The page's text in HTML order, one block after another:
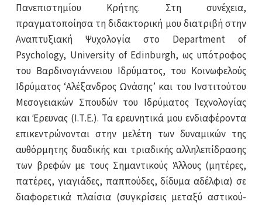
Πανεπιστημίου Κρήτης. Στη συνέχεια,
πραγματοποίησα τη διδακτορική μου διατριβή στην
Αναπτυξιακή Ψυχολογία στο Department of
Psychology, University of Edinburgh, ως υπότροφος
του Βαρδινογιάννειου Ιδρύματος, του Κοινωφελούς
Ιδρύματος ‘Αλέξανδρος Ωνάσης’ και του Ινστιτούτου
Μεσογειακών Σπουδών του Ιδρύματος Τεχνολογίας
και Έρευνας (Ι.Τ.Ε.). Τα ερευνητικά μου ενδιαφέροντα
επικεντρώνονται στην μελέτη των δυναμικών της
αυθόρμητης δυαδικής και τριαδικής αλληλεπίδρασης
των βρεφών με τους Σημαντικούς Άλλους (μητέρες,
πατέρες, γιαγιάδες, παππούδες, δίδυμα αδέλφια) σε
διαφορετικά πλαίσια (συγκρίσεις μεταξύ αστικού-